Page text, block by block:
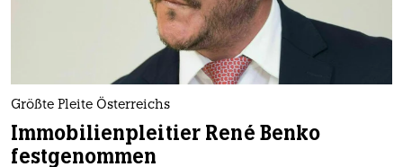
Größte Pleite Österreichs
Immobilienpleitier René Benko
festgenommen